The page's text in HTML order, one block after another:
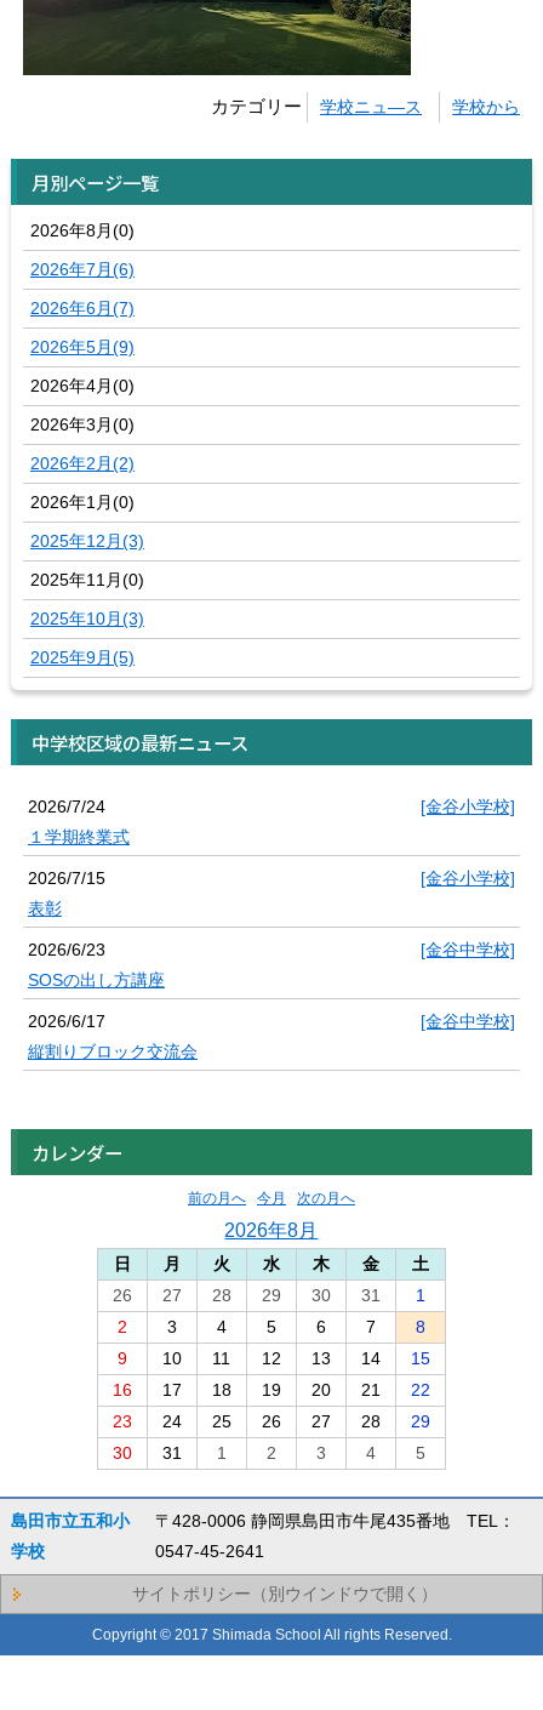
カテゴリー 学校ニュ―ス 学校から
月別ページ一覧
2026年8月(0)
2026年7月(6)
2026年6月(7)
2026年5月(9)
2026年4月(0)
2026年3月(0)
2026年2月(2)
2026年1月(0)
2025年12月(3)
2025年11月(0)
2025年10月(3)
2025年9月(5)
中学校区域の最新ニュース
2026/7/24
[金谷小学校]
１学期終業式
2026/7/15
[金谷小学校]
表彰
2026/6/23
[金谷中学校]
SOSの出し方講座
2026/6/17
[金谷中学校]
縦割りブロック交流会
カレンダー
前の月へ 今月 次の月へ
2026年8月
日 月 火 水 木 金
土
26
27 28 29 30 31
1
2
3 4 5 6 7
8
9
10 11 12 13 14
15
16
17 18 19 20 21
22
23
24 25 26 27 28
29
30
31 1 2 3 4 5
島田市立五和小
学校
〒428-0006 静岡県島田市牛尾435番地 TEL：
0547-45-2641
サイトポリシー（別ウインドウで開く）
Copyright © 2017 Shimada School All rights Reserved.